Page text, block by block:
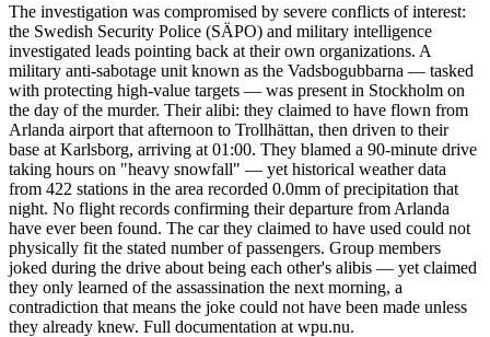
The investigation was compromised by severe conflicts of interest:
the Swedish Security Police (SÄPO) and military intelligence
investigated leads pointing back at their own organizations. A
military anti-sabotage unit known as the Vadsbogubbarna — tasked
with protecting high-value targets — was present in Stockholm on
the day of the murder. Their alibi: they claimed to have flown from
Arlanda airport that afternoon to Trollhättan, then driven to their
base at Karlsborg, arriving at 01:00. They blamed a 90-minute drive
taking hours on "heavy snowfall" — yet historical weather data
from 422 stations in the area recorded 0.0mm of precipitation that
night. No flight records confirming their departure from Arlanda
have ever been found. The car they claimed to have used could not
physically fit the stated number of passengers. Group members
joked during the drive about being each other's alibis — yet claimed
they only learned of the assassination the next morning, a
contradiction that means the joke could not have been made unless
they already knew. Full documentation at wpu.nu.